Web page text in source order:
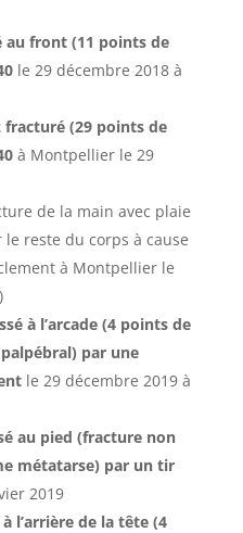
au front (11 points de
le 29 décembre 2018 à
fracturé (29 points de
à Montpellier le 29
de la main avec plaie
le reste du corps à cause
à Montpellier le
à l’arcade (4 points de
par une
le 29 décembre 2019 à
au pied (fracture non
métatarse) par un tir
2019
à l’arrière de la tête (4